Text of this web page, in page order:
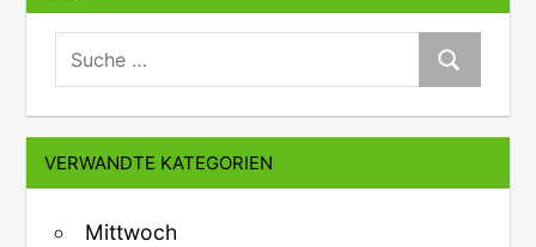
suche:
Suche
VERWANDTE KATEGORIEN
Mittwoch